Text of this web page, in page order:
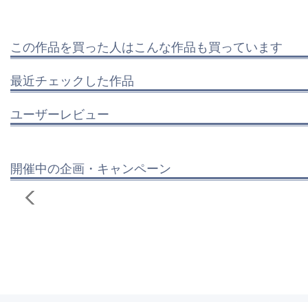
この作品を買った人はこんな作品も買っています
最近チェックした作品
ユーザーレビュー
開催中の企画・キャンペーン